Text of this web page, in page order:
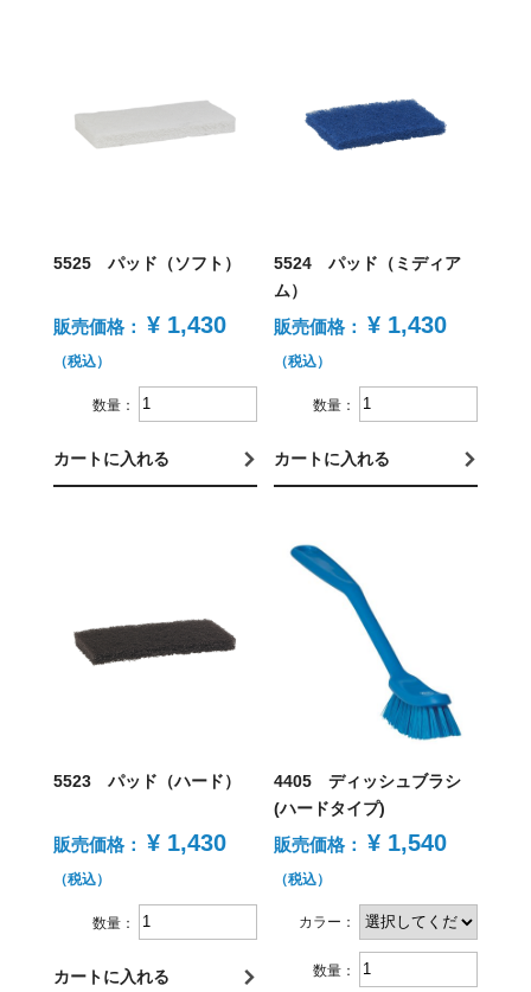
5525 パッド（ソフト）
販売価格： ¥ 1,430
（税込）
数量：
カートに入れる
5524 パッド（ミディア
ム）
販売価格： ¥ 1,430
（税込）
数量：
カートに入れる
5523 パッド（ハード）
販売価格： ¥ 1,430
（税込）
数量：
カートに入れる
4405 ディッシュブラシ
(ハードタイプ)
販売価格： ¥ 1,540
（税込）
カラー：
数量：